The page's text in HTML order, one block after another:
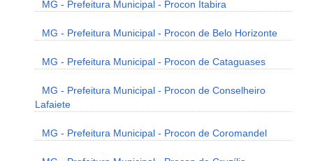
MG - Prefeitura Municipal - Procon Itabira
MG - Prefeitura Municipal - Procon de Belo Horizonte
MG - Prefeitura Municipal - Procon de Cataguases
MG - Prefeitura Municipal - Procon de Conselheiro
Lafaiete
MG - Prefeitura Municipal - Procon de Coromandel